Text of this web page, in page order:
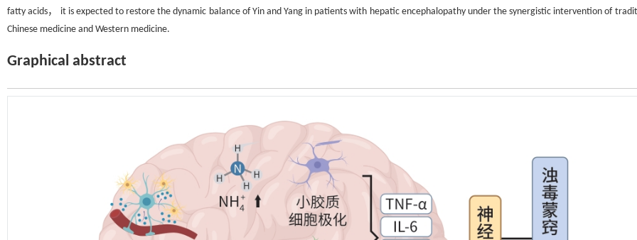
fatty acids， it is expected to restore the dynamic balance of Yin and Yang in patients with hepatic encephalopathy under the synergistic intervention of
Chinese medicine and Western medicine.
Graphical abstract